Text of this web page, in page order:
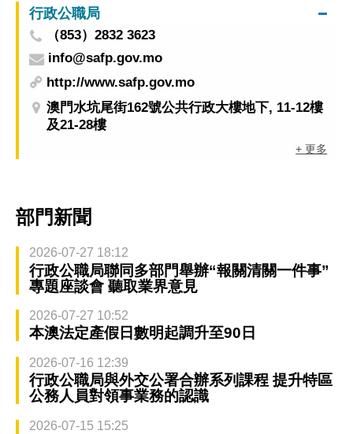
行政公職局
（853）2832 3623
info@safp.gov.mo
http://www.safp.gov.mo
澳門水坑尾街162號公共行政大樓地下, 11-12樓
及21-28樓
+ 更多
部門新聞
2026-07-27 18:12
行政公職局聯同多部門舉辦“報關清關一件事”
專題座談會 聽取業界意見
2026-07-27 10:52
本澳法定產假日數明起調升至90日
2026-07-16 12:39
行政公職局與外交公署合辦系列課程 提升特區
公務人員對領事業務的認識
2026-07-15 15:25